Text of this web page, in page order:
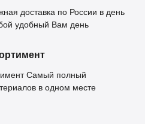
доставка по России в день
удобный Вам день
Самый полный
в одном месте